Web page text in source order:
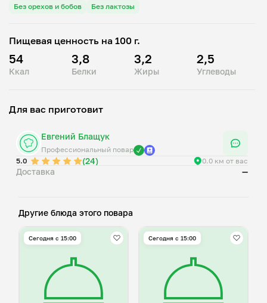
Горячее блюдо доставляется в надежной упаковке,
Без орехов и бобов Без лактозы
Пищевая ценность на 100 г.
54
Ккал
3,8
Белки
3,2
Жиры
2,5
Углеводы
Для вас приготовит
Евгений Блащук
Профессиональный повар
5.0
(24) 0.0 км от вас
Доставка —
Другие блюда этого повара
Сегодня с 15:00 Сегодня с 15:00